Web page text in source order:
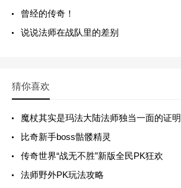
曾经的传奇！
说说法师在战队里的差别
猜你喜欢
魔杖其实是玛法大陆法师独当一面的证明
比奇新手boss骷髅精灵
传奇世界“战无不胜”新版全民PK狂欢
法师野外PK玩法攻略